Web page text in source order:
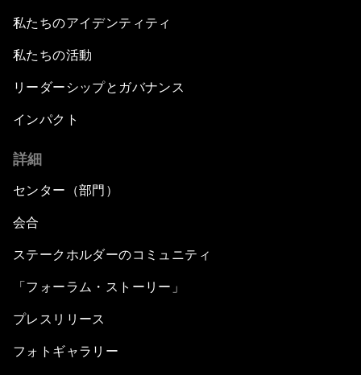
私たちのアイデンティティ
私たちの活動
リーダーシップとガバナンス
インパクト
詳細
センター（部門）
会合
ステークホルダーのコミュニティ
「フォーラム・ストーリー」
プレスリリース
フォトギャラリー